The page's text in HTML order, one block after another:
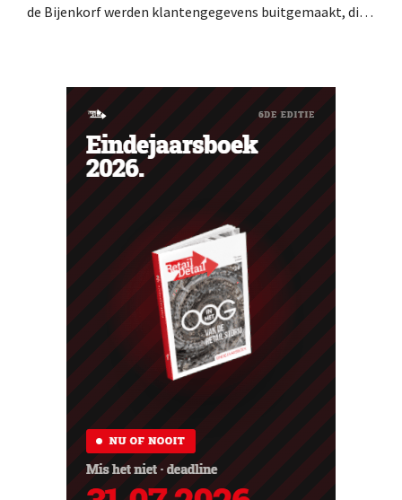
de Bijenkorf werden klantengegevens buitgemaakt, die